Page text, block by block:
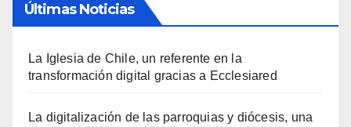
Últimas Noticias
La Iglesia de Chile, un referente en la
transformación digital gracias a Ecclesiared
La digitalización de las parroquias y diócesis, una